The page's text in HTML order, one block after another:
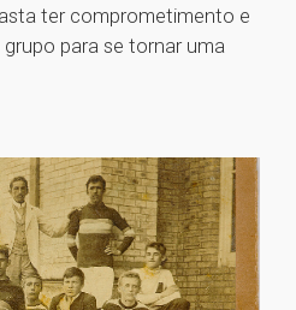
ter comprometimento e
para se tornar uma